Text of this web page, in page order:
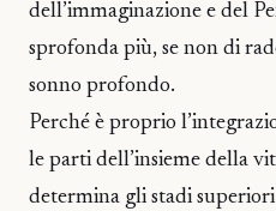
dell’immaginazione e del
sprofonda più, se non di
sonno profondo.
Perché è proprio
le parti dell’insieme della
determina gli stadi